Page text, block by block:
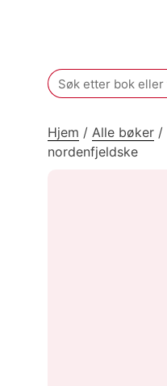
Search
for:
Hjem / Alle bøker /
nordenfjeldske